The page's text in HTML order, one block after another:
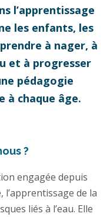
l’apprentissage
les enfants, les
à nager, à
et à progresser
pédagogie
à chaque âge.
?
engagée depuis
l’apprentissage de la
liés à l’eau. Elle